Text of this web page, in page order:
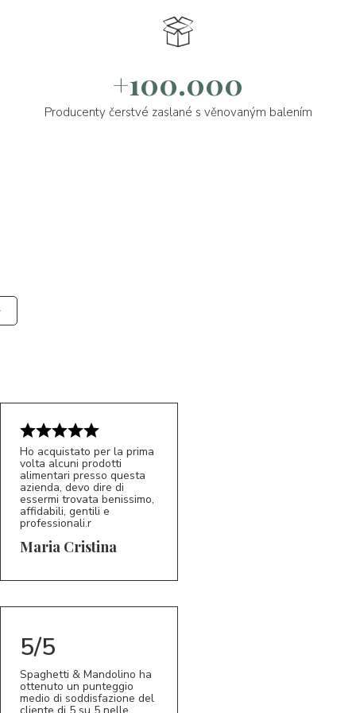
+100.000
Producenty čerstvé zaslané s věnovaným balením
MC 5/5
Ho acquistato per la prima
volta alcuni prodotti
alimentari presso questa
azienda, devo dire di
essermi trovata benissimo,
affidabili, gentili e
professionali.r
Maria Cristina
5/5
Spaghetti & Mandolino ha
ottenuto un punteggio
medio di soddisfazione del